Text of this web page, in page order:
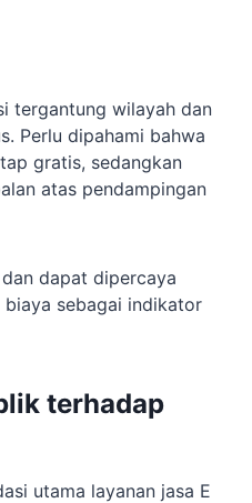
tergantung wilayah dan
Perlu dipahami bahwa
gratis, sedangkan
atas pendampingan
dapat dipercaya
biaya sebagai indikator
terhadap
utama layanan jasa E